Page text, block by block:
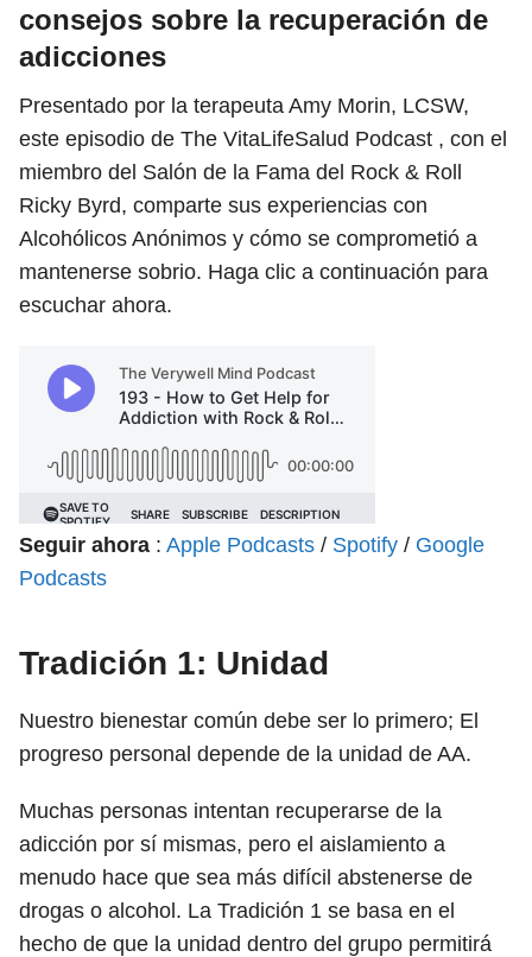
consejos sobre la recuperación de
adicciones
Presentado por la terapeuta Amy Morin, LCSW,
este episodio de The VitaLifeSalud Podcast , con el
miembro del Salón de la Fama del Rock & Roll
Ricky Byrd, comparte sus experiencias con
Alcohólicos Anónimos y cómo se comprometió a
mantenerse sobrio. Haga clic a continuación para
escuchar ahora.
Seguir ahora : Apple Podcasts / Spotify / Google
Podcasts
Tradición 1: Unidad
Nuestro bienestar común debe ser lo primero; El
progreso personal depende de la unidad de AA.
Muchas personas intentan recuperarse de la
adicción por sí mismas, pero el aislamiento a
menudo hace que sea más difícil abstenerse de
drogas o alcohol. La Tradición 1 se basa en el
hecho de que la unidad dentro del grupo permitirá